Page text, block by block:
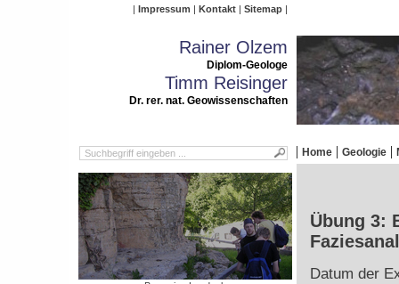
Impressum Kontakt Sitemap
Rainer Olzem
Diplom-Geologe
Timm Reisinger
Dr. rer. nat. Geowissenschaften
Home Geologie
Übung 3:
Datum der